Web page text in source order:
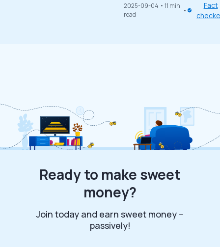
2025-09-04 • 11 min
read
Fact
Ready to make sweet
money?
Join today and earn sweet money --
passively!